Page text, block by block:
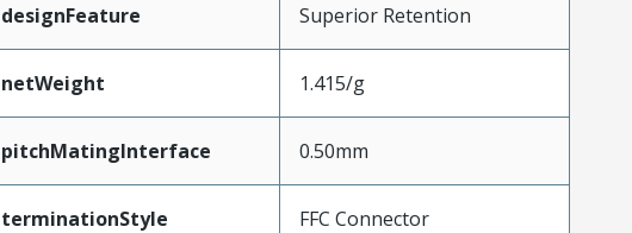
designFeature Superior Retention
netWeight 1.415/g
pitchMatingInterface 0.50mm
terminationStyle FFC Connector